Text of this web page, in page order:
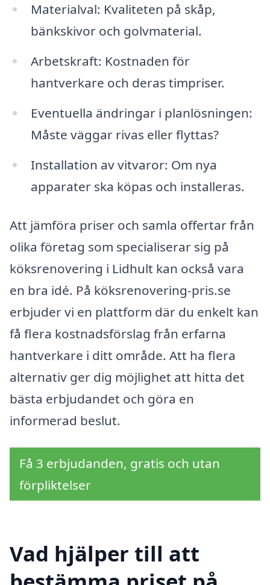
Materialval: Kvaliteten på skåp,
bänkskivor och golvmaterial.
Arbetskraft: Kostnaden för
hantverkare och deras timpriser.
Eventuella ändringar i planlösningen:
Måste väggar rivas eller flyttas?
Installation av vitvaror: Om nya
apparater ska köpas och installeras.
Att jämföra priser och samla offertar från
olika företag som specialiserar sig på
köksrenovering i Lidhult kan också vara
en bra idé. På köksrenovering-pris.se
erbjuder vi en plattform där du enkelt kan
få flera kostnadsförslag från erfarna
hantverkare i ditt område. Att ha flera
alternativ ger dig möjlighet att hitta det
bästa erbjudandet och göra en
informerad beslut.
Få 3 erbjudanden, gratis och utan
förpliktelser
Vad hjälper till att